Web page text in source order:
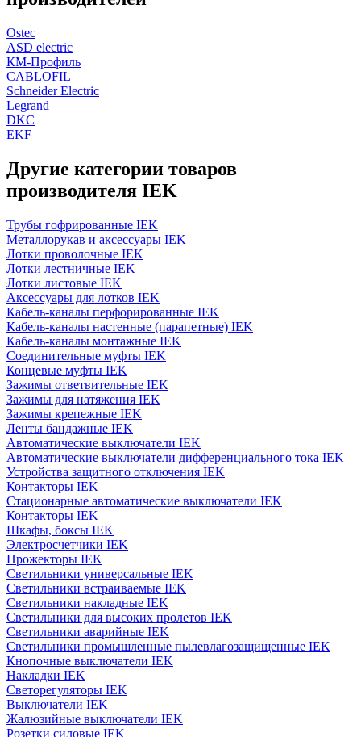
Ostec
ASD electric
КМ-Профиль
CABLOFIL
Schneider Electric
Legrand
DKC
EKF
Другие категории товаров
производителя IEK
Трубы гофрированные IEK
Металлорукав и аксессуары IEK
Лотки проволочные IEK
Лотки лестничные IEK
Лотки листовые IEK
Аксессуары для лотков IEK
Кабель-каналы перфорированные IEK
Кабель-каналы настенные (парапетные) IEK
Кабель-каналы монтажные IEK
Соединительные муфты IEK
Концевые муфты IEK
Зажимы ответвительные IEK
Зажимы для натяжения IEK
Зажимы крепежные IEK
Ленты бандажные IEK
Автоматические выключатели IEK
Автоматические выключатели дифференциального тока IEK
Устройства защитного отключения IEK
Контакторы IEK
Стационарные автоматические выключатели IEK
Контакторы IEK
Шкафы, боксы IEK
Электросчетчики IEK
Прожекторы IEK
Светильники универсальные IEK
Светильники встраиваемые IEK
Светильники накладные IEK
Светильники для высоких пролетов IEK
Светильники аварийные IEK
Светильники промышленные пылевлагозащищенные IEK
Кнопочные выключатели IEK
Накладки IEK
Светорегуляторы IEK
Выключатели IEK
Жалюзийные выключатели IEK
Розетки силовые IEK